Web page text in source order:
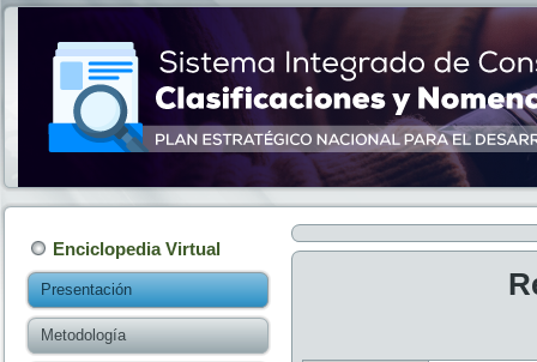
Enciclopedia Virtual
Presentación
Metodología